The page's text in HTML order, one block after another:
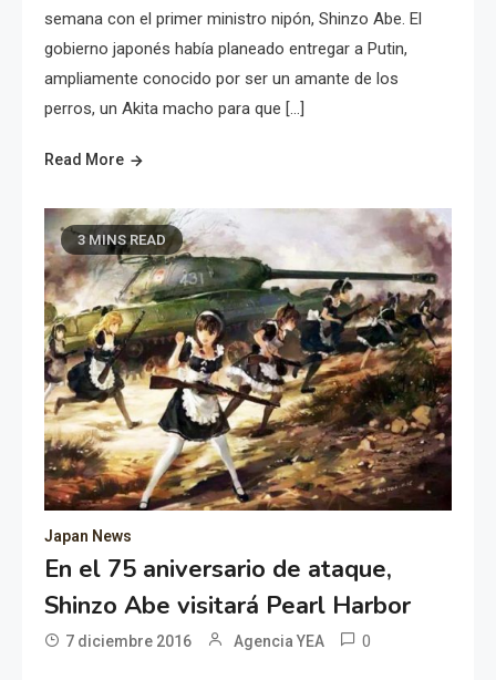
semana con el primer ministro nipón, Shinzo Abe. El
gobierno japonés había planeado entregar a Putin,
ampliamente conocido por ser un amante de los
perros, un Akita macho para que […]
Read More
3 MINS READ
Japan News
En el 75 aniversario de ataque,
Shinzo Abe visitará Pearl Harbor
7 diciembre 2016 Agencia YEA 0